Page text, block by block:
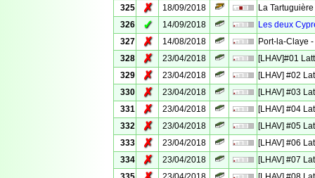
325
✗ 18/09/2018
La Tartuguière
326
✓ 14/09/2018
Les deux
327
✗ 14/08/2018
Port-la-Claye
328
✗ 23/04/2018
[LHAV]#01
329
✗ 23/04/2018
[LHAV] #02
330
✗ 23/04/2018
[LHAV] #03
331
✗ 23/04/2018
[LHAV] #04
332
✗ 23/04/2018
[LHAV] #05
333
✗ 23/04/2018
[LHAV] #06
334
✗ 23/04/2018
[LHAV] #07